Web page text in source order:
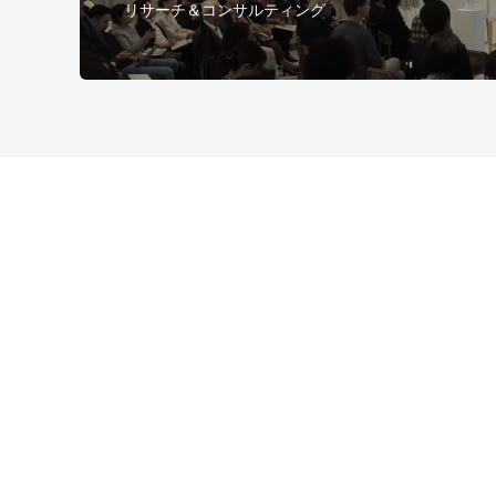
リサーチ＆コンサルティング